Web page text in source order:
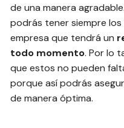
de una manera
podrás tener siempre
empresa que tendrá un
todo momento. Por lo
que estos no pueden
porque así podrás
de manera óptima.